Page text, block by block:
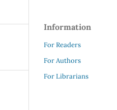
Information
For Readers
For Authors
For Librarians